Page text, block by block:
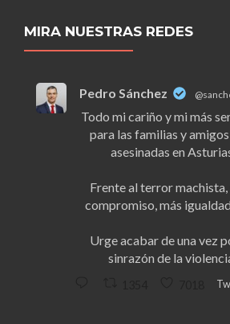
MIRA NUESTRAS REDES
Pedro Sánchez
Todo mi cariño y mi más
para las familias y
asesinadas en
Frente al terror machista,
compromiso, más
Urge acabar de una vez
sinrazón de la